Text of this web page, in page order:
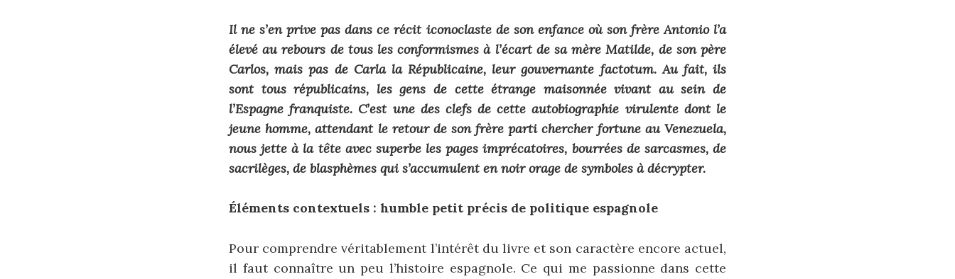
Il ne s’en prive pas dans ce récit iconoclaste de son enfance où son frère Antonio l’a
élevé au rebours de tous les conformismes à l’écart de sa mère Matilde, de son père
Carlos, mais pas de Carla la Républicaine, leur gouvernante factotum. Au fait, ils
sont tous républicains, les gens de cette étrange maisonnée vivant au sein de
l’Espagne franquiste. C’est une des clefs de cette autobiographie virulente dont le
jeune homme, attendant le retour de son frère parti chercher fortune au Venezuela,
nous jette à la tête avec superbe les pages imprécatoires, bourrées de sarcasmes, de
sacrilèges, de blasphèmes qui s’accumulent en noir orage de symboles à décrypter.
Éléments contextuels : humble petit précis de politique espagnole
Pour comprendre véritablement l’intérêt du livre et son caractère encore actuel,
il faut connaître un peu l’histoire espagnole. Ce qui me passionne dans cette